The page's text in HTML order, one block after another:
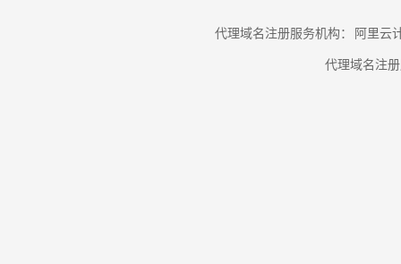
代理域名注册服务机构： 阿里云
代理域名注